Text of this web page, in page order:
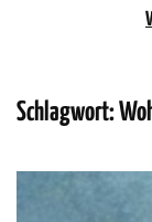
Schlagwort: